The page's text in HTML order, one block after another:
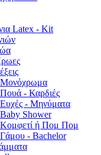
Latex - Kit
- Καρδιές
- Μηνύματα
Shower
ή Πομ Πομ
- Bachelor